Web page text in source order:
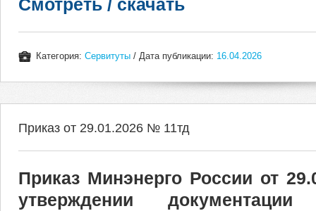
Смотреть / скачать
Категория: Сервитуты / Дата публикации: 16.04.2026
Приказ от 29.01.2026 № 11тд
Приказ Минэнерго России от
утверждении